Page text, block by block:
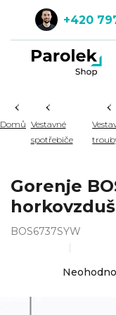
obsah
+420
Domů Vestavné
spotřebiče
Gorenje
BOS6737SYW